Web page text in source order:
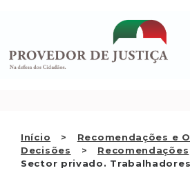
conteúdo
Início
Recomendações e
Decisões
Recomendações
Sector privado.
QUEM SOMOS
ATIVIDADE
RELAÇÕES
APRESENTAR QUEIXA